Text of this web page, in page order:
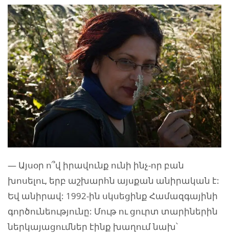
— Այսօր ո՞վ իրավունք ունի ինչ-որ բան
խոսելու, երբ աշխարհն այսքան անիրական է:
Եվ անիրավ: 1992-ին սկսեցինք Համազգայինի
գործունեությունը: Մութ ու ցուրտ տարիներին
ներկայացումներ էինք խաղում նախ՝